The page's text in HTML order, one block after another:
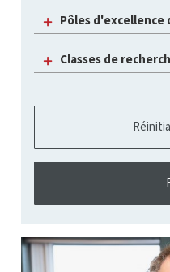
Pôles d'excellence
Classes de